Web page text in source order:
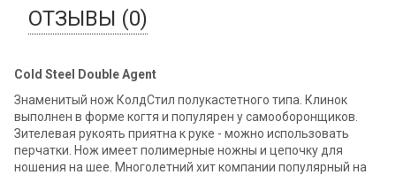
ОТЗЫВЫ (0)
Cold Steel Double Agent
Знаменитый нож КолдСтил полукастетного типа. Клинок
выполнен в форме когтя и популярен у самооборонщиков.
Зителевая рукоять приятна к руке - можно использовать
перчатки. Нож имеет полимерные ножны и цепочку для
ношения на шее. Многолетний хит компании популярный на